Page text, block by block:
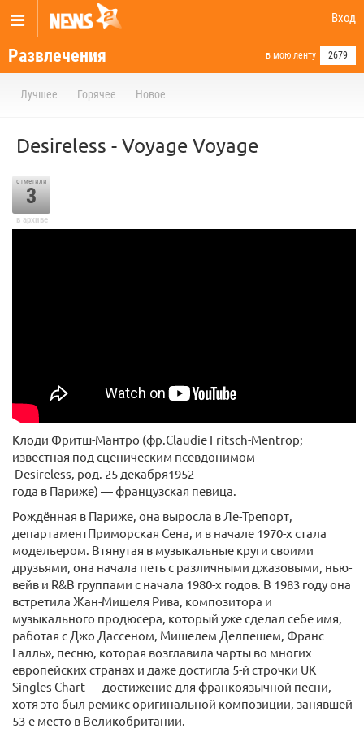
Вход
Развлечения в мою ленту 2679
Лучшее Горячее Новое
Desireless - Voyage Voyage
отметили
3
в архиве
Клоди Фритш-Мантро (фр.Claudie Fritsch-Mentrop;
известная под сценическим псевдонимом
Desireless, род. 25 декабря1952
года в Париже) — французская певица.
Рождённая в Париже, она выросла в Ле-Трепорт,
департаментПриморская Сена, и в начале 1970-х стала
модельером. Втянутая в музыкальные круги своими
друзьями, она начала петь с различными джазовыми, нью-
вейв и R&B группами с начала 1980-х годов. В 1983 году она
встретила Жан-Мишеля Рива, композитора и
музыкального продюсера, который уже сделал себе имя,
работая с Джо Дассеном, Мишелем Делпешем, Франс
Галль», песню, которая возглавила чарты во многих
европейских странах и даже достигла 5-й строчки UK
Singles Chart — достижение для франкоязычной песни,
хотя это был ремикс оригинальной композиции, занявшей
53-е место в Великобритании.